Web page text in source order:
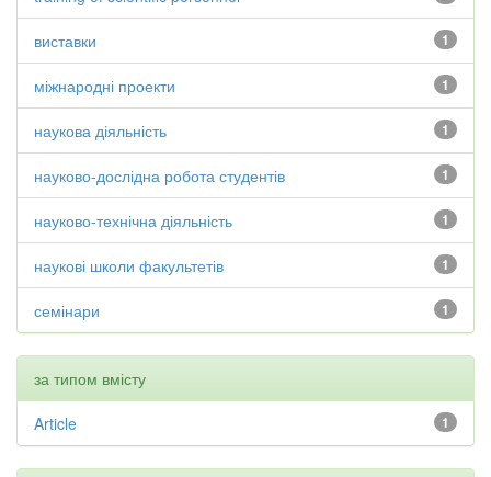
1
виставки
1
міжнародні проекти
1
наукова діяльність
1
науково-дослідна робота студентів
1
науково-технічна діяльність
1
наукові школи факультетів
1
семінари
за типом вмісту
1
Article